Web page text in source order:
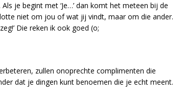
Als je begint met ‘Je…’ dan komt het meteen bij de
niet om jou of wat jij vindt, maar om die ander.
Die reken ik ook goed (o;
zullen onoprechte complimenten die
dat je dingen kunt benoemen die je echt meent.